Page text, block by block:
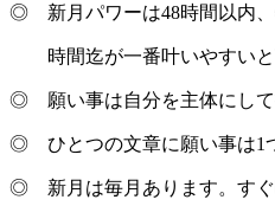
◎ 新月パワーは48時間以内、
時間迄が一番叶いやすいと
◎ 願い事は自分を主体にして
◎ ひとつの文章に願い事は1
◎ 新月は毎月あります。すぐ